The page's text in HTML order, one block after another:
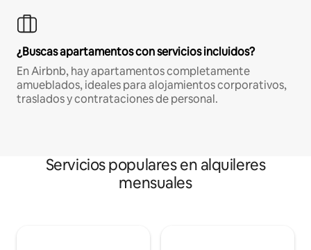
¿Buscas apartamentos con servicios incluidos?
En Airbnb, hay apartamentos completamente
amueblados, ideales para alojamientos corporativos,
traslados y contrataciones de personal.
Servicios populares en alquileres
mensuales